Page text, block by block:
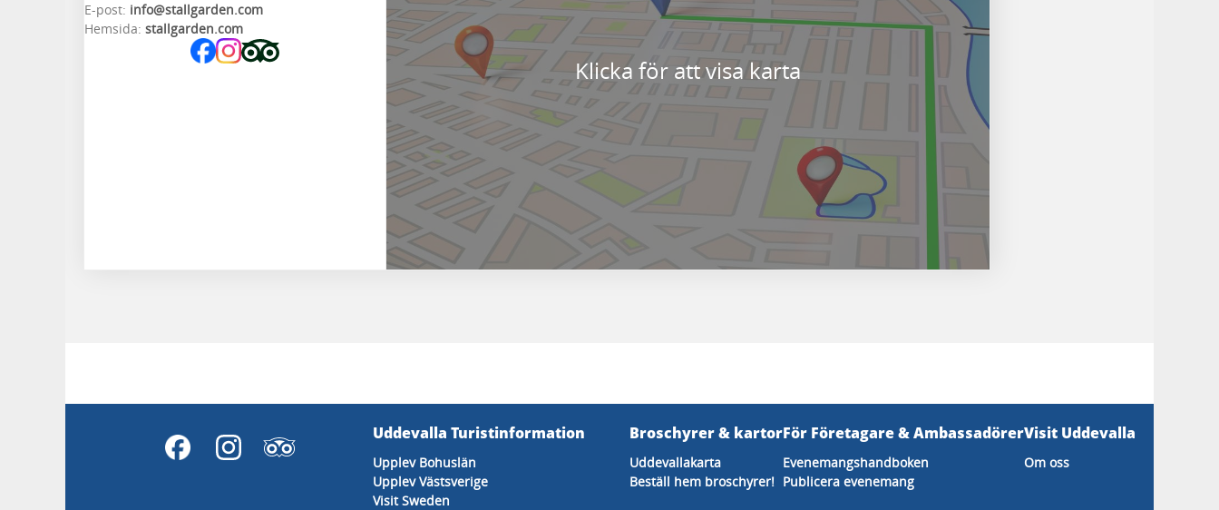
E-post: info@stallgarden.com
Hemsida: stallgarden.com
Klicka för att visa karta
Uddevalla Turistinformation
Upplev Bohuslän
Upplev Västsverige
Visit Sweden
Broschyrer & kartor
Uddevallakarta
Beställ hem broschyrer!
För Företagare & Ambassadörer
Evenemangshandboken
Publicera evenemang
Visit Uddevalla
Om oss